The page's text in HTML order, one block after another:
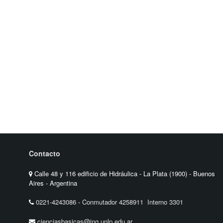
Contacto
Calle 48 y 116 edificio de Hidráulica - La Plata (1900) - Buenos
Aires - Argentina
0221-4243086 -Conmutador 4258911 Interno 3301